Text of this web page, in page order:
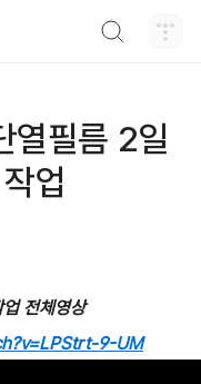
열필름 2일
업
전체영상
9-UM